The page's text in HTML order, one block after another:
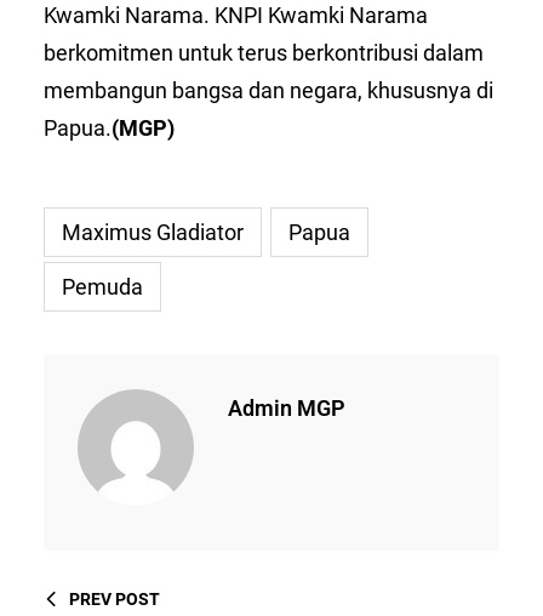
Kwamki Narama. KNPI Kwamki Narama
berkomitmen untuk terus berkontribusi dalam
membangun bangsa dan negara, khususnya di
Papua.(MGP)
Maximus Gladiator Papua
Pemuda
Admin MGP
PREV POST